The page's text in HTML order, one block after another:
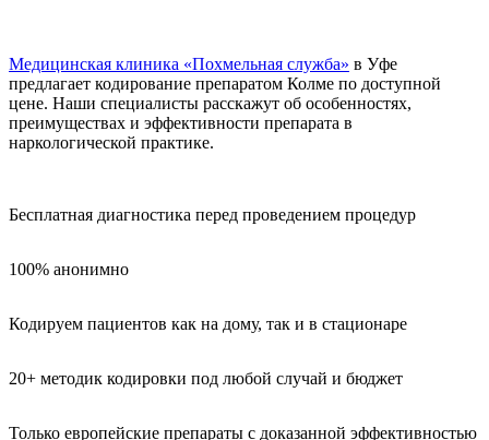
Медицинская клиника «Похмельная служба» в Уфе
предлагает кодирование препаратом Колме по доступной
цене. Наши специалисты расскажут об особенностях,
преимуществах и эффективности препарата в
наркологической практике.
Бесплатная диагностика перед проведением процедур
100% анонимно
Кодируем пациентов как на дому, так и в стационаре
20+ методик кодировки под любой случай и бюджет
Только европейские препараты с доказанной эффективностью